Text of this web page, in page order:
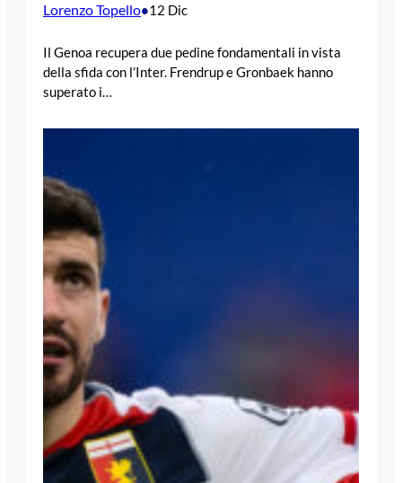
Lorenzo Topello•12 Dic
Il Genoa recupera due pedine fondamentali in vista
della sfida con l’Inter. Frendrup e Gronbaek hanno
superato i…